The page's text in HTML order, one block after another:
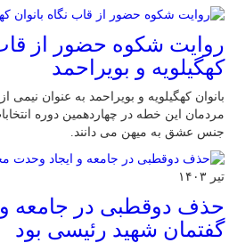
روایت شکوه حضور از قاب
کهگیلویه و بویراحمد
بانوان کهگیلویه و بویراحمد به عنوان
مردمان این خطه در چهاردهمین دوره
جنس عشق به میهن می دانند.
تیر ۱۴۰۳
حذف دوقطبی‌ در جامعه
گفتمان شهید رئیسی بود